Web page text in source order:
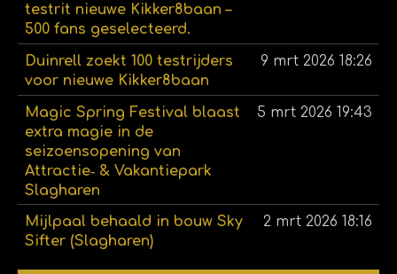
testrit nieuwe Kikker8baan –
500 fans geselecteerd.
Duinrell zoekt 100 testrijders
voor nieuwe Kikker8baan
9 mrt 2026 18:26
Magic Spring Festival blaast
extra magie in de
seizoensopening van
Attractie‑ & Vakantiepark
Slagharen
5 mrt 2026 19:43
Mijlpaal behaald in bouw Sky
Sifter (Slagharen)
2 mrt 2026 18:16